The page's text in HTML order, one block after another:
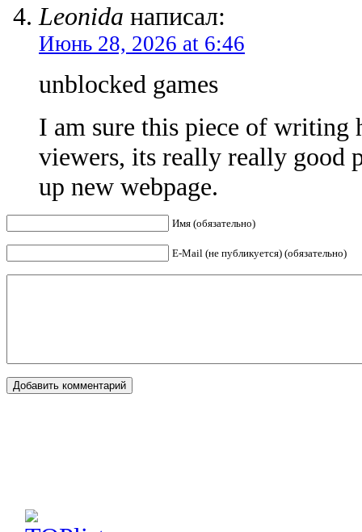
Leonida написал:
Июнь 28, 2026 at 6:46
unblocked games
I am sure this piece of writing
viewers, its really really good
up new webpage.
Имя (обязательно)
E-Mail (не публикуется) (обязательно)